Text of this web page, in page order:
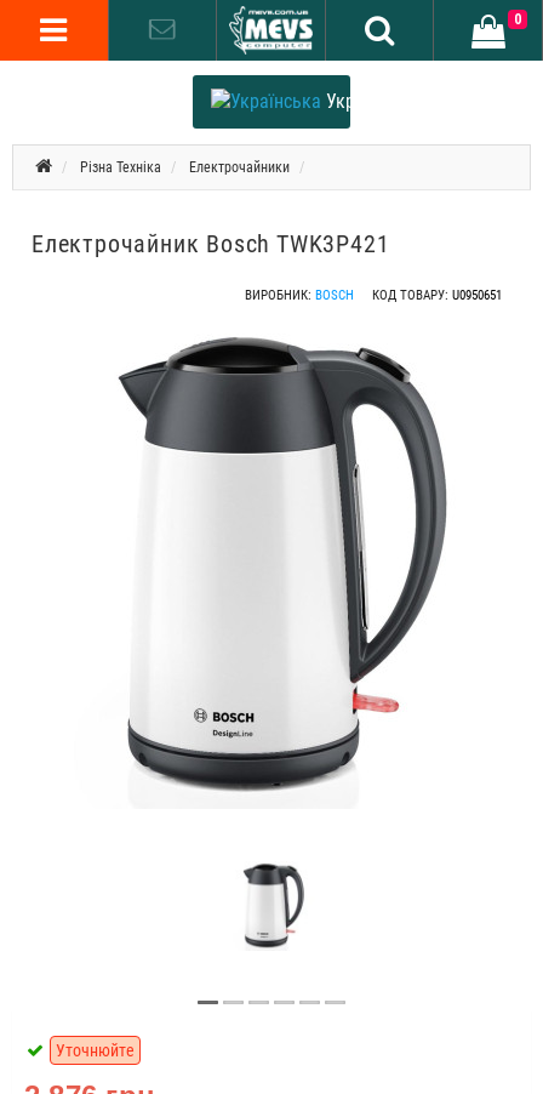
Українська
0
Різна Техніка Електрочайники
Електрочайник Bosch TWK3P421
ВИРОБНИК: BOSCH КОД ТОВАРУ: U0950651
Уточнюйте